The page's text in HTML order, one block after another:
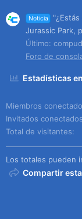
Noticia
Jurassic Park,
Último:
Foro de
Estadísticas
Miembros
Invitados conectados
Total de visitantes
Los totales pueden
Compartir